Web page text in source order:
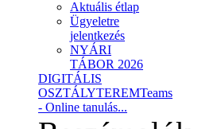
Aktuális étlap
Ügyeletre
jelentkezés
NYÁRI
TÁBOR 2026
DIGITÁLIS
OSZTÁLYTEREMTeams
- Online tanulás...